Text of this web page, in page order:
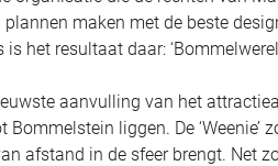
maken met de beste
het resultaat daar:
aanvulling van het
liggen. De ‘Weenie’
afstand in de sfeer brengt. Net